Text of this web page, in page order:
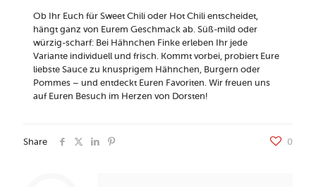
Ob Ihr Euch für Sweet Chili oder Hot Chili entscheidet,
hängt ganz von Eurem Geschmack ab. Süß-mild oder
würzig-scharf: Bei Hähnchen Finke erleben Ihr jede
Variante individuell und frisch. Kommt vorbei, probiert Eure
liebste Sauce zu knusprigem Hähnchen, Burgern oder
Pommes – und entdeckt Euren Favoriten. Wir freuen uns
auf Euren Besuch im Herzen von Dorsten!
Share 0